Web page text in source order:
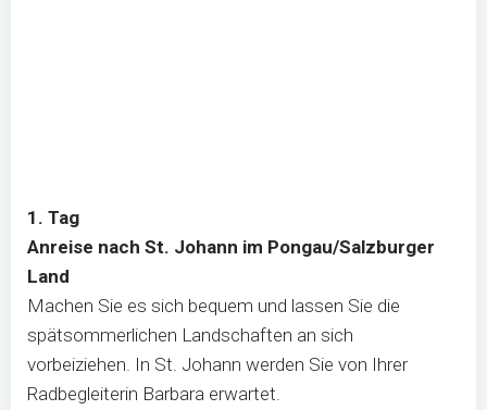
1. Tag
Anreise nach St. Johann im Pongau/Salzburger
Land
Machen Sie es sich bequem und lassen Sie die
spätsommerlichen Landschaften an sich
vorbeiziehen. In St. Johann werden Sie von Ihrer
Radbegleiterin Barbara erwartet.